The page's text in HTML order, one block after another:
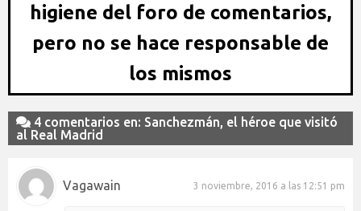
higiene del foro de comentarios,
pero no se hace responsable de
los mismos
4 comentarios en: Sanchezmán, el héroe que visitó
al Real Madrid
Vagawain 3 noviembre, 2016 a las 12:51 pm